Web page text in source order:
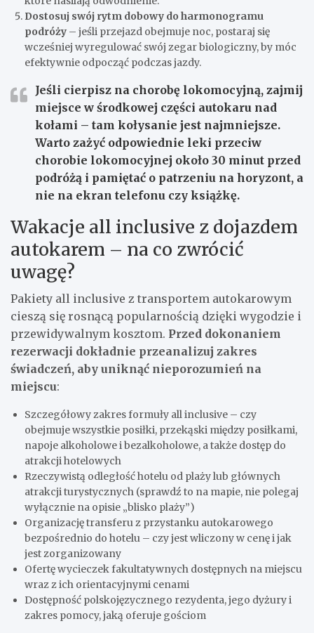
Dostosuj swój rytm dobowy do harmonogramu
podróży – jeśli przejazd obejmuje noc, postaraj się
wcześniej wyregulować swój zegar biologiczny, by móc
efektywnie odpocząć podczas jazdy.
Jeśli cierpisz na chorobę lokomocyjną, zajmij
miejsce w środkowej części autokaru nad
kołami – tam kołysanie jest najmniejsze.
Warto zażyć odpowiednie leki przeciw
chorobie lokomocyjnej około 30 minut przed
podróżą i pamiętać o patrzeniu na horyzont, a
nie na ekran telefonu czy książkę.
Wakacje all inclusive z dojazdem
autokarem – na co zwrócić
uwagę?
Pakiety all inclusive z transportem autokarowym
cieszą się rosnącą popularnością dzięki wygodzie i
przewidywalnym kosztom. Przed dokonaniem
rezerwacji dokładnie przeanalizuj zakres
świadczeń, aby uniknąć nieporozumień na
miejscu:
Szczegółowy zakres formuły all inclusive – czy
obejmuje wszystkie posiłki, przekąski między posiłkami,
napoje alkoholowe i bezalkoholowe, a także dostęp do
atrakcji hotelowych
Rzeczywistą odległość hotelu od plaży lub głównych
atrakcji turystycznych (sprawdź to na mapie, nie polegaj
wyłącznie na opisie „blisko plaży”)
Organizację transferu z przystanku autokarowego
bezpośrednio do hotelu – czy jest wliczony w cenę i jak
jest zorganizowany
Ofertę wycieczek fakultatywnych dostępnych na miejscu
wraz z ich orientacyjnymi cenami
Dostępność polskojęzycznego rezydenta, jego dyżury i
zakres pomocy, jaką oferuje gościom